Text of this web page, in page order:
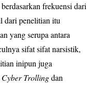
frekuensi dari
dari penelitian itu
yang serupa antara
sifat sifat narsistik,
inipun juga
Cyber Trollingdan